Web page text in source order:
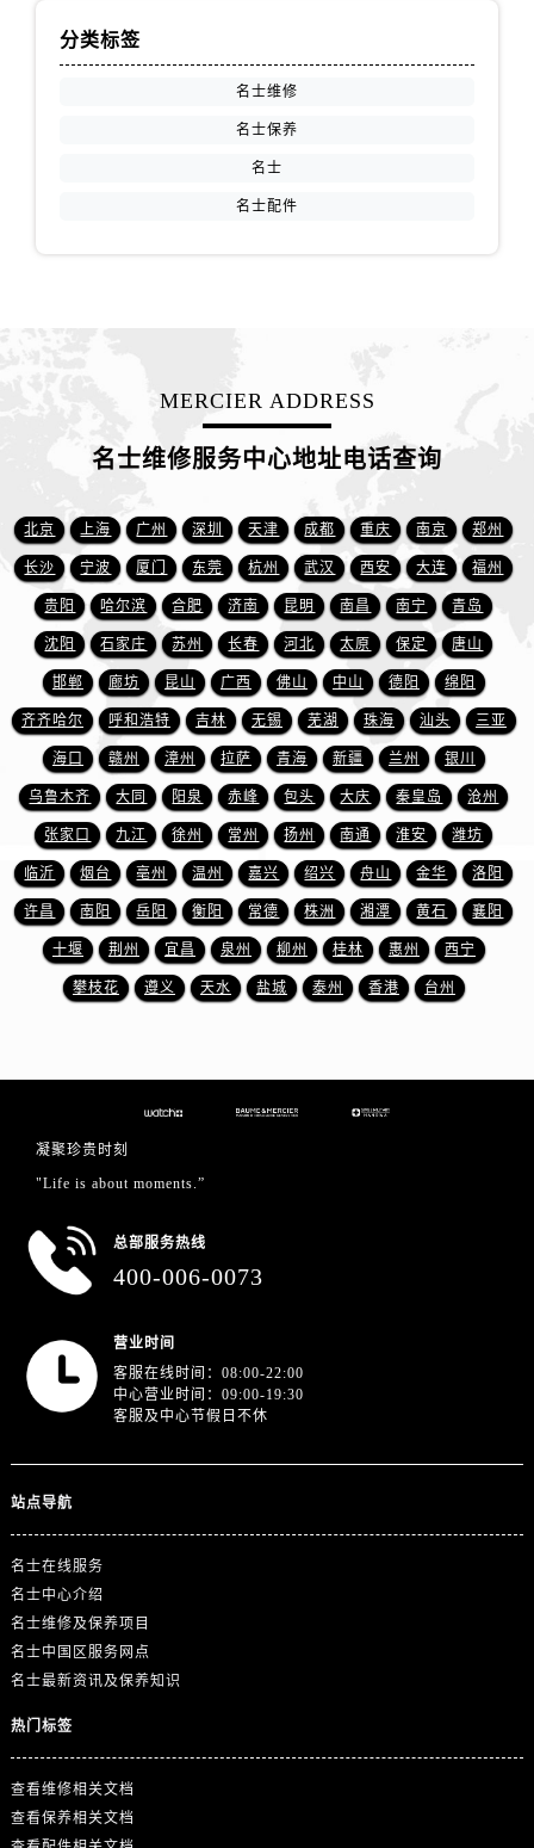
安徽省铜陵市铜官区石城大道名士售后服务中心（需提前预约）
福建省漳州市龙文区步港路名士售后服务中心（需提前预约）
江苏省常州市新北区龙锦路1590号现代传媒中心5号楼10层1008室名士售后服务中心（需提前预约）
江苏省淮安市清江浦区淮海北路名士售后服务中心（需提前预约）
江苏省连云港市海州区通灌北路名士售后服务中心（需提前预约）
江苏省南京市秦淮区中山南路1号南京中心22层22-C1-C3室名士售后服务中心（需提前预约）
江苏省宿迁市宿城区西湖路名士售后服务中心（需提前预约）
江苏省泰州市海陵区永定东路399号置地商务中心东塔（华润万象城）17层1706室名士售后服务中心（需提前预约）
江苏省徐州市鼓楼区淮海东路29号苏宁广场IFC国际金融中心35层3508室名士售后服务中心（需提前预约）
江苏省盐城市盐都区世纪大道5号盐城金融城写字楼1号楼16层1604室名士售后服务中心（需提前预约）
江苏省扬州市邗江区国展路29号星耀天地写字楼1号楼18层1803室名士售后服务中心（需提前预约）
江苏省镇江市京口区中山东路名士售后服务中心（需提前预约）
江西省抚州市临川区赣东大道名士售后服务中心（需提前预约）
江西省赣州市章贡区文清路名士售后服务中心（需提前预约）
江西省吉安市吉州区井冈山大道名士售后服务中心（需提前预约）
浙江省湖州市吴兴区劳动路名士售后服务中心（需提前预约）
分类标签
名士维修
名士保养
名士
名士配件
MERCIER ADDRESS
名士维修服务中心地址电话查询
北京 上海 广州 深圳 天津 成都 重庆 南京 郑州
长沙 宁波 厦门 东莞 杭州 武汉 西安 大连 福州
贵阳 哈尔滨 合肥 济南 昆明 南昌 南宁 青岛
沈阳 石家庄 苏州 长春 河北 太原 保定 唐山
邯郸 廊坊 昆山 广西 佛山 中山 德阳 绵阳
齐齐哈尔 呼和浩特 吉林 无锡 芜湖 珠海 汕头 三亚
海口 赣州 漳州 拉萨 青海 新疆 兰州 银川
乌鲁木齐 大同 阳泉 赤峰 包头 大庆 秦皇岛 沧州
张家口 九江 徐州 常州 扬州 南通 淮安 潍坊
临沂 烟台 亳州 温州 嘉兴 绍兴 舟山 金华 洛阳
许昌 南阳 岳阳 衡阳 常德 株洲 湘潭 黄石 襄阳
十堰 荆州 宜昌 泉州 柳州 桂林 惠州 西宁
攀枝花 遵义 天水 盐城 泰州 香港 台州
凝聚珍贵时刻
"Life is about moments.”
总部服务热线
400-006-0073
营业时间
客服在线时间：08:00-22:00
中心营业时间：09:00-19:30
客服及中心节假日不休
站点导航
名士在线服务
名士中心介绍
名士维修及保养项目
名士中国区服务网点
名士最新资讯及保养知识
热门标签
查看维修相关文档
查看保养相关文档